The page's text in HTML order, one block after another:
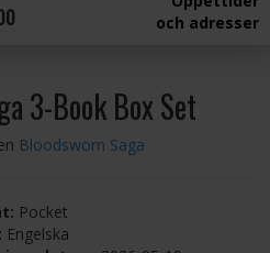
och adresser
3-Book Box Set
Bloodsworn Saga
Pocket
Engelska